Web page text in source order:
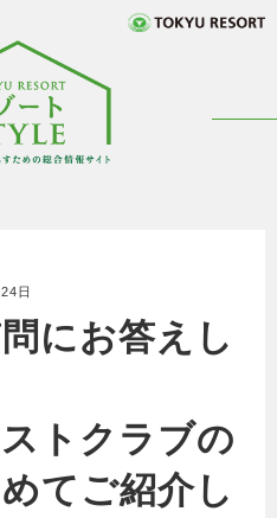
日
にお答えし
トクラブの
てご紹介し